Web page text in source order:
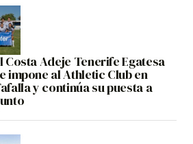
Costa Adeje Tenerife Egatesa
impone al Athletic Club en
y continúa su puesta a